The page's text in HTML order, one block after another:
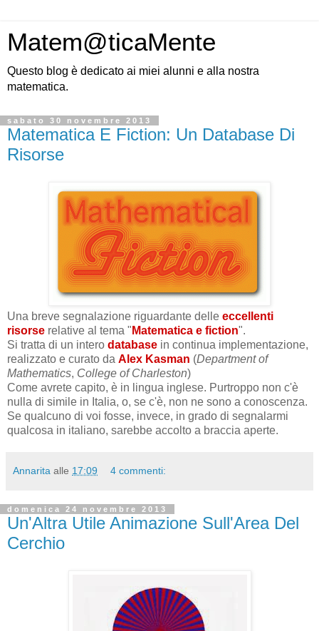
Matem@ticaMente
Questo blog è dedicato ai miei alunni e alla nostra
matematica.
sabato 30 novembre 2013
Matematica E Fiction: Un Database Di
Risorse
Una breve segnalazione riguardante delle eccellenti
risorse relative al tema " Matematica e fiction".
Si tratta di un intero database in continua implementazione,
realizzato e curato da Alex Kasman (Department of
Mathematics, College of Charleston)
Come avrete capito, è in lingua inglese. Purtroppo non c'è
nulla di simile in Italia, o, se c'è, non ne sono a conoscenza.
Se qualcuno di voi fosse, invece, in grado di segnalarmi
qualcosa in italiano, sarebbe accolto a braccia aperte.
Annarita alle 17:09 4 commenti:
domenica 24 novembre 2013
Un'Altra Utile Animazione Sull'Area Del
Cerchio